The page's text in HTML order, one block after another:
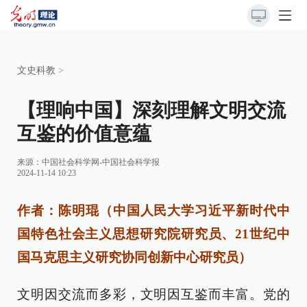
文史科教 >
【理响中国】深刻理解文明交流
互鉴的价值意蕴
来源： 中国社会科学网-中国社会科学报
2024-11-14 10:23
作者：陈明琨（中国人民大学习近平新时代中
国特色社会主义思想研究院研究员、21世纪中
国马克思主义研究协同创新中心研究员）
文明因交流而多彩，文明因互鉴而丰富。党的